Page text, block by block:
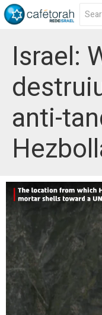
Israel:
anti-